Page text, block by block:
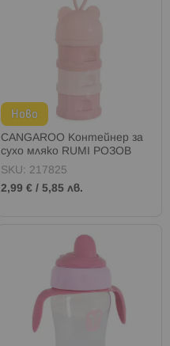
Ново
CANGAROO Контейнер за
сухо мляко RUMI РОЗОВ
SKU: 217825
2,99 € / 5,85 лв.